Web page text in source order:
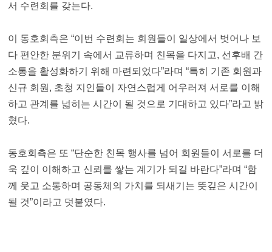
서 수련회를 갖는다.
이 동호회측은 “이번 수련회는 회원들이 일상에서 벗어나 보
다 편안한 분위기 속에서 교류하며 친목을 다지고, 선후배 간
소통을 활성화하기 위해 마련되었다”라며 “특히 기존 회원과
신규 회원, 초청 지인들이 자연스럽게 어우러져 서로를 이해
하고 관계를 넓히는 시간이 될 것으로 기대하고 있다”라고 밝
혔다.
동호회측은 또 “단순한 친목 행사를 넘어 회원들이 서로를 더
욱 깊이 이해하고 신뢰를 쌓는 계기가 되길 바란다”라며 “함
께 웃고 소통하며 공동체의 가치를 되새기는 뜻깊은 시간이
될 것”이라고 덧붙였다.